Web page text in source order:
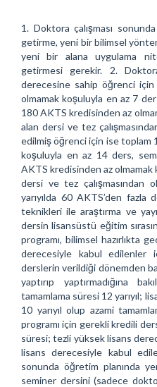
1. Doktora çalışması
getirme, yeni bir bilimsel
yeni bir alana uygulama
getirmesi gerekir. 2.
derecesine sahip öğrenci
olmamak koşuluyla en az 7
180 AKTS kredisinden az
alan dersi ve tez
edilmiş öğrenci için ise toplam
koşuluyla en az 14 ders,
AKTS kredisinden az olmamak
dersi ve tez çalışmasından
yarıyılda 60 AKTS’den fazla
teknikleri ile araştırma ve
dersin lisansüstü eğitim
programı, bilimsel hazırlıkta
derecesiyle kabul edilenler
derslerin verildiği dönemden
yaptırıp yaptırmadığına
tamamlama süresi 12 yarıyıl;
10 yarıyıl olup azami
programı için gerekli kredili
süresi; tezli yüksek lisans
lisans derecesiyle kabul
sonunda öğretim planında
seminer dersini (sadece